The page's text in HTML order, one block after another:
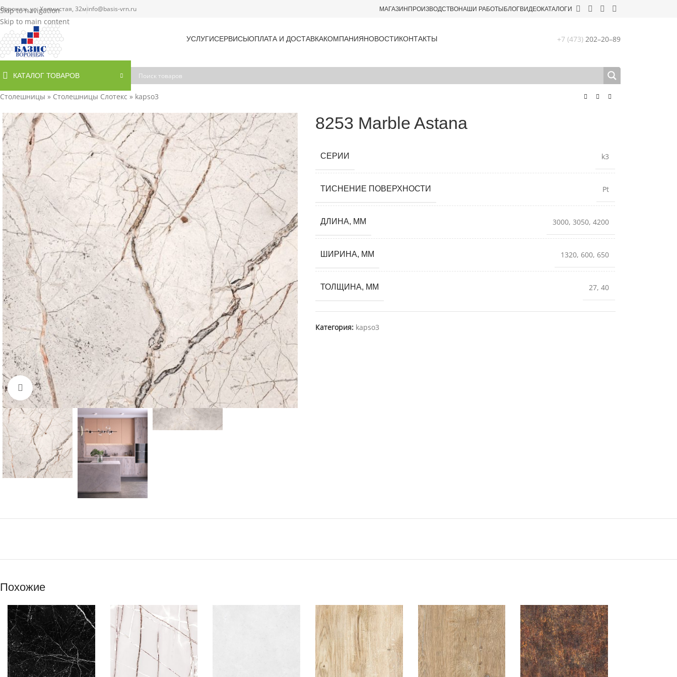
Skip to navigation
Skip to main content
Воронеж, ул. Холмистая, 32мinfo@basis-vrn.ru МАГАЗИНПРОИЗВОДСТВОНАШИ РАБОТЫБЛОГВИДЕОКАТАЛОГИ
УСЛУГИСЕРВИСЫОПЛАТА И ДОСТАВКАКОМПАНИЯНОВОСТИКОНТАКТЫ +7 (473) 202–20–89
КАТАЛОГ ТОВАРОВ
Столешницы » Столешницы Слотекс » kapso3
Нажмите для увеличения
8253 Marble Astana
СЕРИИ k3
ТИСНЕНИЕ ПОВЕРХНОСТИ Pt
ДЛИНА, ММ 3000, 3050, 4200
ШИРИНА, ММ 1320, 600, 650
ТОЛЩИНА, ММ 27, 40
Категория: kapso3
Похожие